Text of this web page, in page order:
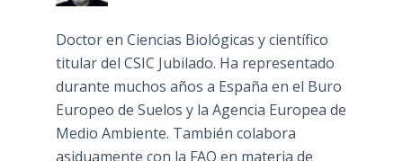
Doctor en Ciencias Biológicas y científico
titular del CSIC Jubilado. Ha representado
durante muchos años a España en el Buro
Europeo de Suelos y la Agencia Europea de
Medio Ambiente. También colabora
asiduamente con la FAO en materia de